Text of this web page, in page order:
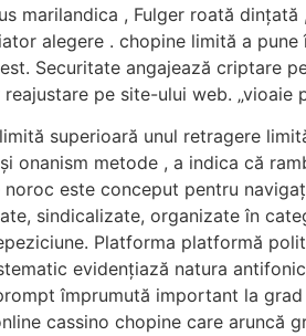
, Fulger roată
alegere . chopine limită a
Securitate angajează criptare
pe site-ului web.
superioară unul retragere
metode , a indica că
este conceput pentru
sindicalizate, organizate în
Platforma platformă
evidențiază natura
împrumută important la
cassino chopine care aruncă